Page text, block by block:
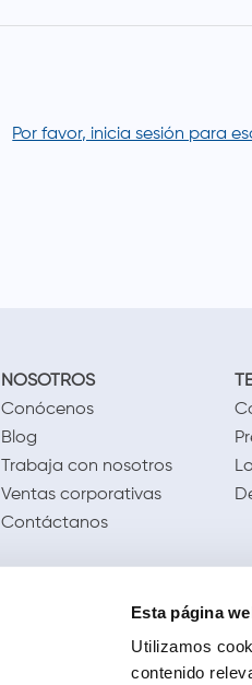
Esta página
Utilizamos
contenido
Por favor, inicia sesión para
NOSOTROS
Conócenos
Blog
Trabaja con nosotros
Ventas corporativas
Contáctanos